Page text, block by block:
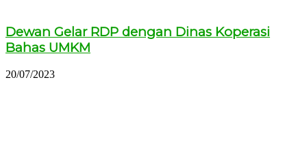
Dewan Gelar RDP dengan Dinas Koperasi
Bahas UMKM
20/07/2023